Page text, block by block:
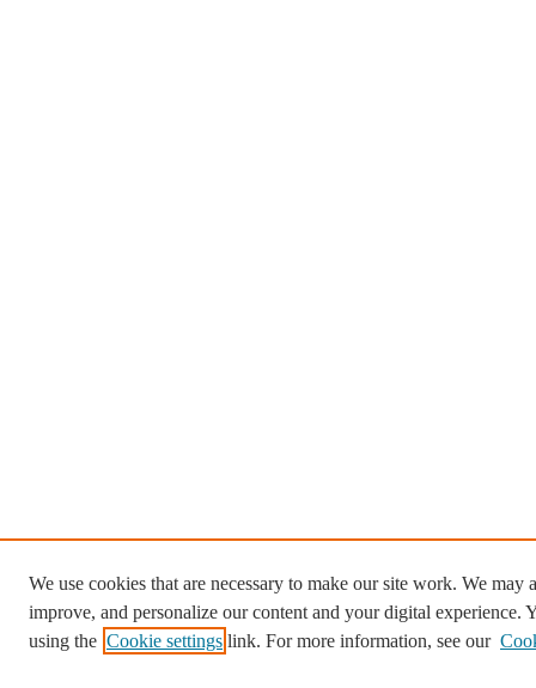
We use cookies that are necessary to make our site work. We may
improve, and personalize our content and your digital experience.
using the Cookie settings link. For more information, see our